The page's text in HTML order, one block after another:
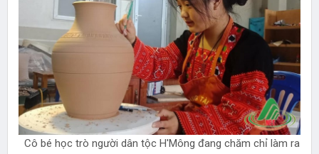
Cô bé học trò người dân tộc H'Mông đang chăm chỉ làm ra